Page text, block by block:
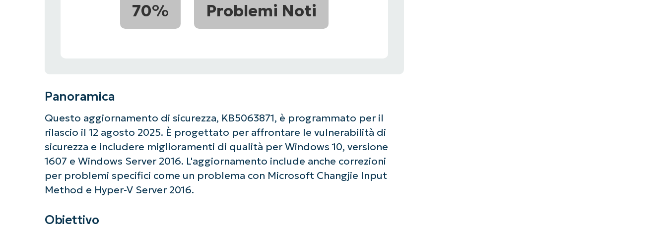
70% Problemi Noti
Panoramica
Questo aggiornamento di sicurezza, KB5063871, è programmato per il
rilascio il 12 agosto 2025. È progettato per affrontare le vulnerabilità di
sicurezza e includere miglioramenti di qualità per Windows 10, versione
1607 e Windows Server 2016. L'aggiornamento include anche correzioni
per problemi specifici come un problema con Microsoft Changjie Input
Method e Hyper-V Server 2016.
Obiettivo